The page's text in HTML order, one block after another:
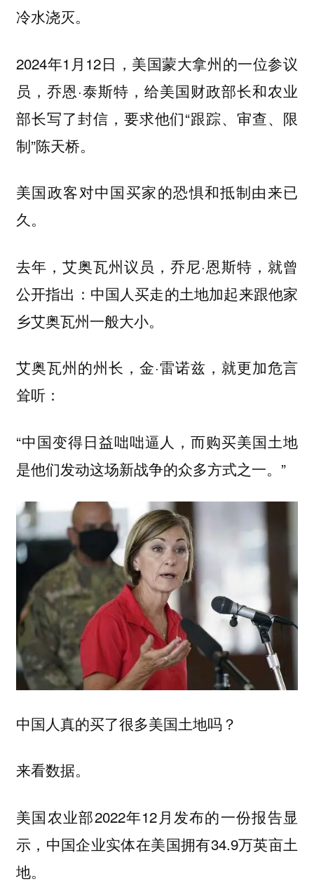
冷水浇灭。
2024年1月12日，美国蒙大拿州的一位参议
员，乔恩·泰斯特，给美国财政部长和农业
部长写了封信，要求他们“跟踪、审查、限
制”陈天桥。
美国政客对中国买家的恐惧和抵制由来已
久。
去年，艾奥瓦州议员，乔尼·恩斯特，就曾
公开指出：中国人买走的土地加起来跟他家
乡艾奥瓦州一般大小。
艾奥瓦州的州长，金·雷诺兹，就更加危言
耸听：
“中国变得日益咄咄逼人，而购买美国土地
是他们发动这场新战争的众多方式之一。”
中国人真的买了很多美国土地吗？
来看数据。
美国农业部2022年12月发布的一份报告显
示，中国企业实体在美国拥有34.9万英亩土
地。